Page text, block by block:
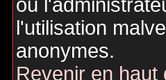
où
l'utilisation
anonymes.
Revenir en haut